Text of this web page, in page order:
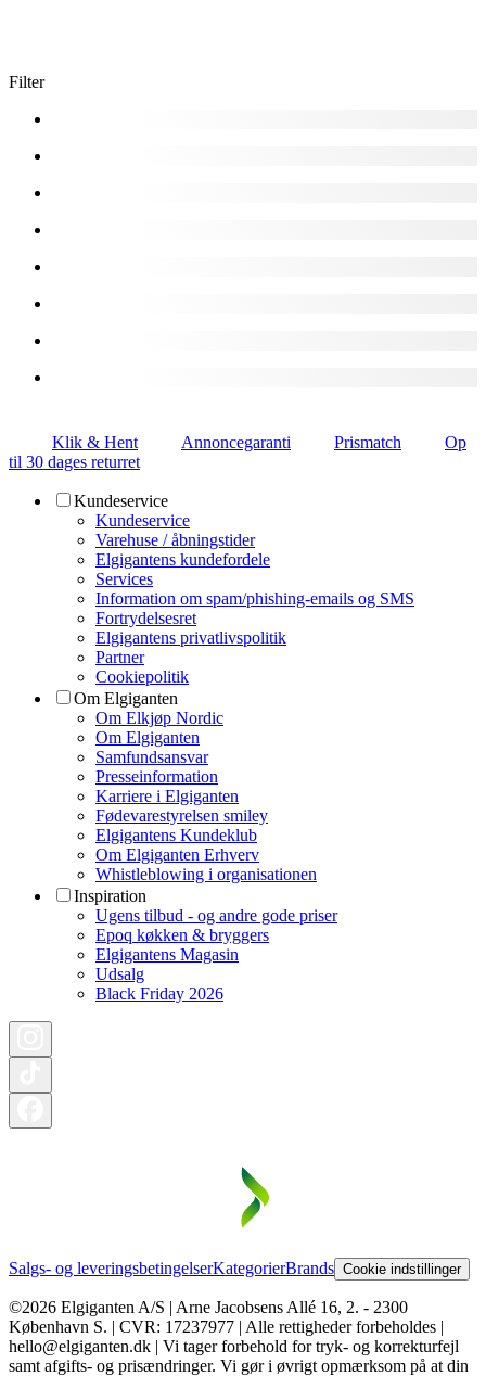
Filter
Klik & Hent Annoncegaranti Prismatch
Op
til 30 dages returret
Kundeservice
Kundeservice
Varehuse / åbningstider
Elgigantens kundefordele
Services
Information om spam/phishing-emails og SMS
Fortrydelsesret
Elgigantens privatlivspolitik
Partner
Cookiepolitik
Om Elgiganten
Om Elkjøp Nordic
Om Elgiganten
Samfundsansvar
Presseinformation
Karriere i Elgiganten
Fødevarestyrelsen smiley
Elgigantens Kundeklub
Om Elgiganten Erhverv
Whistleblowing i organisationen
Inspiration
Ugens tilbud - og andre gode priser
Epoq køkken & bryggers
Elgigantens Magasin
Udsalg
Black Friday 2026
Salgs- og leveringsbetingelserKategorierBrands Cookie indstillinger
©2026 Elgiganten A/S | Arne Jacobsens Allé 16, 2. - 2300
København S. | CVR: 17237977 | Alle rettigheder forbeholdes |
hello@elgiganten.dk | Vi tager forbehold for tryk- og korrekturfejl
samt afgifts- og prisændringer. Vi gør i øvrigt opmærksom på at din